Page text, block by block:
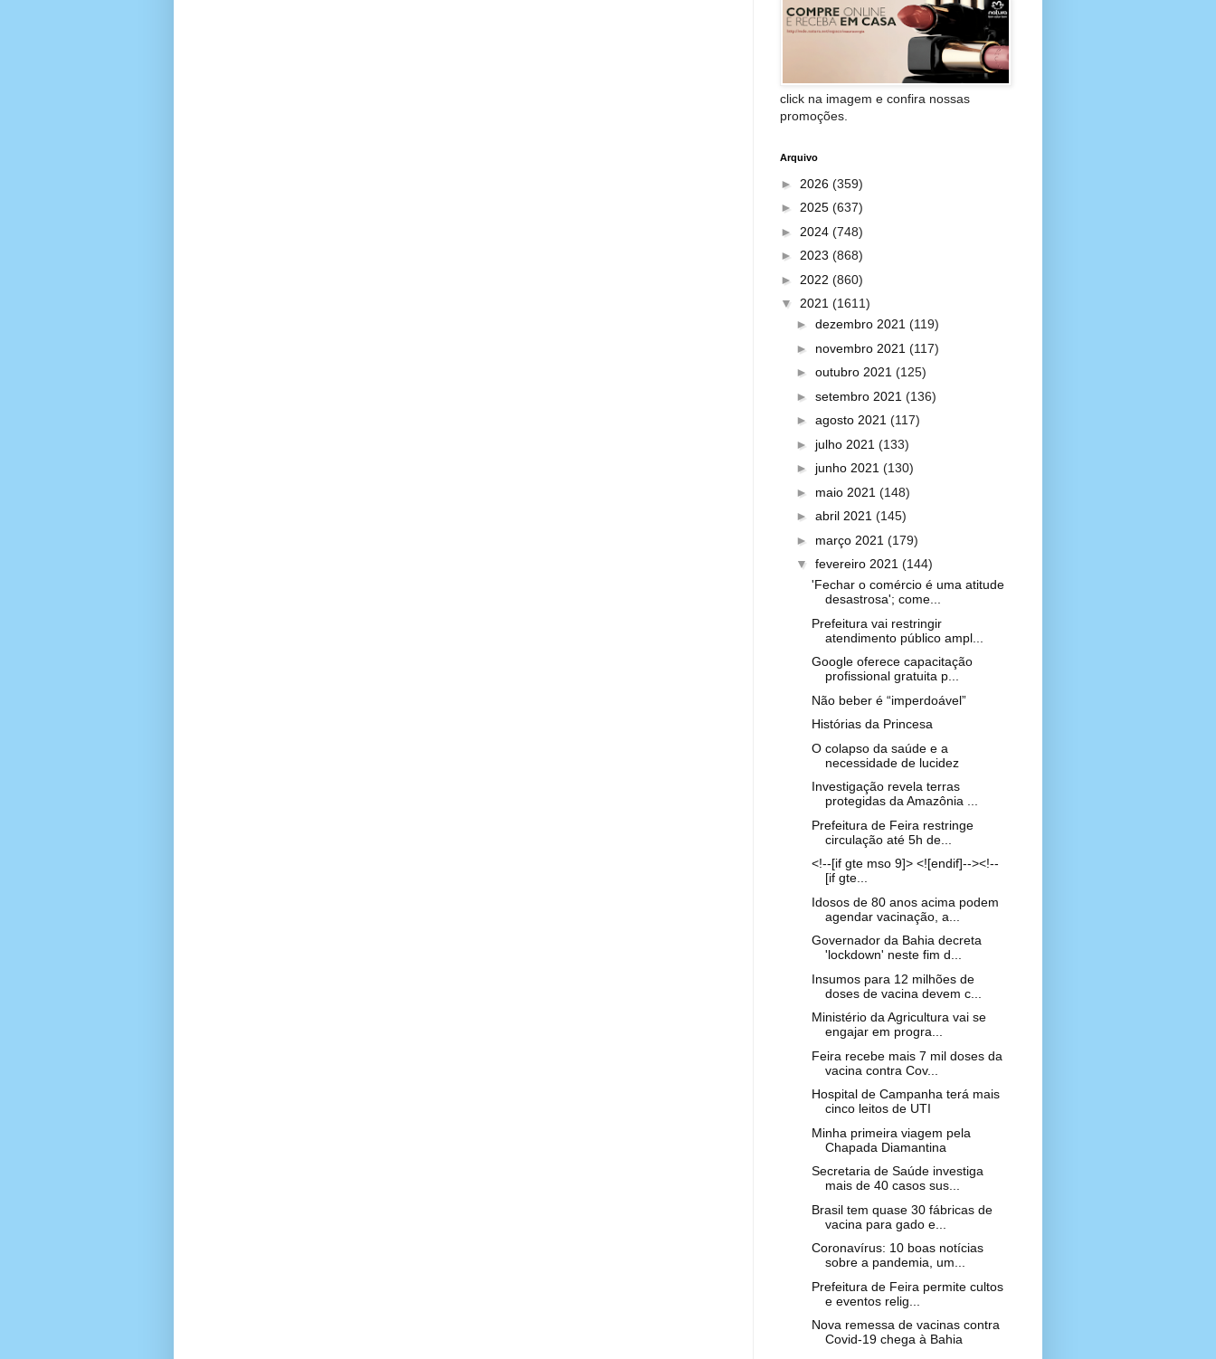
click na imagem e confira nossas
promoções.
Arquivo
► 2026 (359)
► 2025 (637)
► 2024 (748)
► 2023 (868)
► 2022 (860)
▼ 2021 (1611)
► dezembro 2021 (119)
► novembro 2021 (117)
► outubro 2021 (125)
► setembro 2021 (136)
► agosto 2021 (117)
► julho 2021 (133)
► junho 2021 (130)
► maio 2021 (148)
► abril 2021 (145)
► março 2021 (179)
▼ fevereiro 2021 (144)
'Fechar o comércio é uma atitude
desastrosa'; come...
Prefeitura vai restringir
atendimento público ampl...
Google oferece capacitação
profissional gratuita p...
Não beber é “imperdoável”
Histórias da Princesa
O colapso da saúde e a
necessidade de lucidez
Investigação revela terras
protegidas da Amazônia ...
Prefeitura de Feira restringe
circulação até 5h de...
<!--[if gte mso 9]> <![endif]--><!--
[if gte...
Idosos de 80 anos acima podem
agendar vacinação, a...
Governador da Bahia decreta
'lockdown' neste fim d...
Insumos para 12 milhões de
doses de vacina devem c...
Ministério da Agricultura vai se
engajar em progra...
Feira recebe mais 7 mil doses da
vacina contra Cov...
Hospital de Campanha terá mais
cinco leitos de UTI
Minha primeira viagem pela
Chapada Diamantina
Secretaria de Saúde investiga
mais de 40 casos sus...
Brasil tem quase 30 fábricas de
vacina para gado e...
Coronavírus: 10 boas notícias
sobre a pandemia, um...
Prefeitura de Feira permite cultos
e eventos relig...
Nova remessa de vacinas contra
Covid-19 chega à Bahia